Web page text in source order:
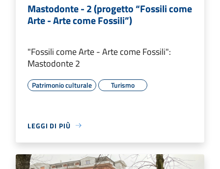
Mastodonte - 2 (progetto “Fossili come
Arte - Arte come Fossili”)
"Fossili come Arte - Arte come Fossili":
Mastodonte 2
Patrimonio culturale Turismo
LEGGI DI PIÙ